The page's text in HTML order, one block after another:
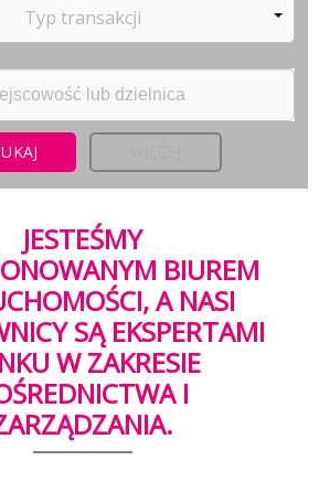
Typ transakcji
JESTEŚMY
BIUREM
A NASI
SĄ EKSPERTAMI
W ZAKRESIE
I